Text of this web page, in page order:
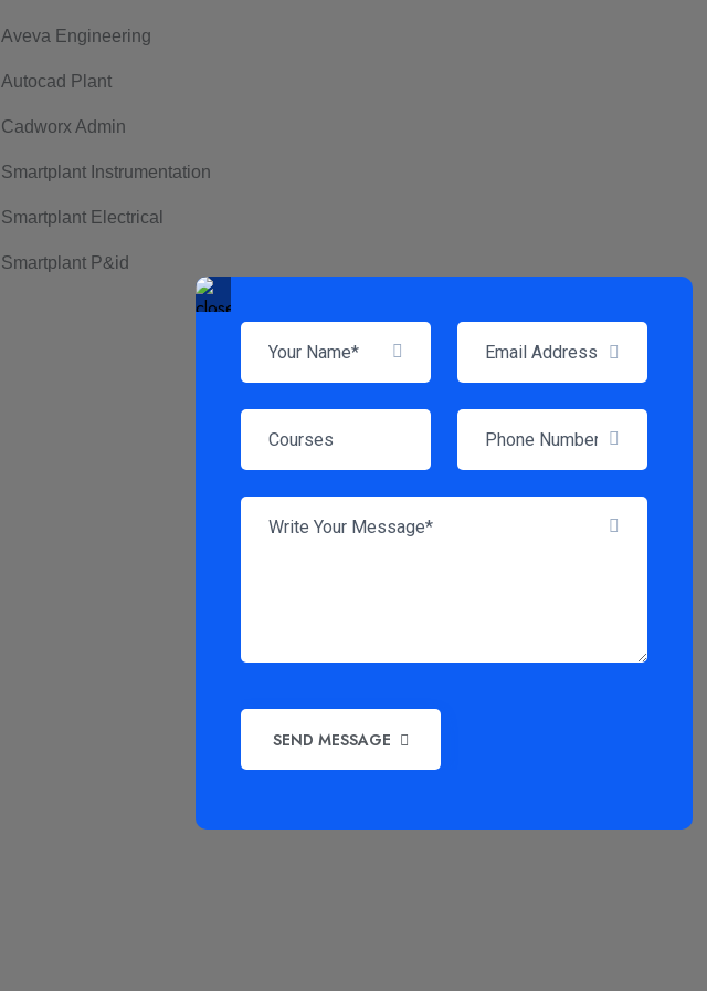
Aveva Engineering
Autocad Plant
Cadworx Admin
Smartplant Instrumentation
Smartplant Electrical
Smartplant P&id
SEND MESSAGE